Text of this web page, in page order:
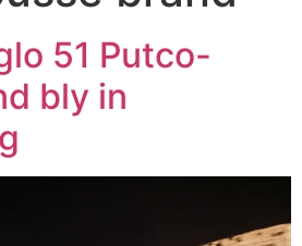
51 Putco-
bly in